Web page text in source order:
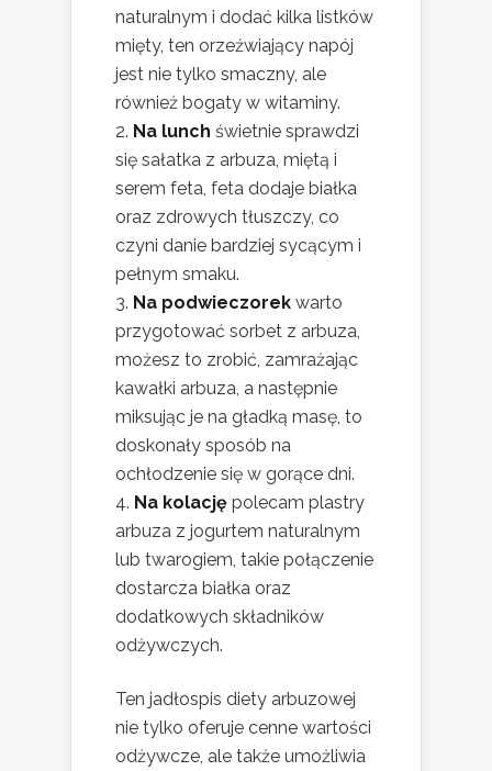
naturalnym i dodać kilka listków
mięty, ten orzeźwiający napój
jest nie tylko smaczny, ale
również bogaty w witaminy.
Na lunch świetnie sprawdzi
się sałatka z arbuza, miętą i
serem feta, feta dodaje białka
oraz zdrowych tłuszczy, co
czyni danie bardziej sycącym i
pełnym smaku.
Na podwieczorek warto
przygotować sorbet z arbuza,
możesz to zrobić, zamrażając
kawałki arbuza, a następnie
miksując je na gładką masę, to
doskonały sposób na
ochłodzenie się w gorące dni.
Na kolację polecam plastry
arbuza z jogurtem naturalnym
lub twarogiem, takie połączenie
dostarcza białka oraz
dodatkowych składników
odżywczych.
Ten jadłospis diety arbuzowej
nie tylko oferuje cenne wartości
odżywcze, ale także umożliwia